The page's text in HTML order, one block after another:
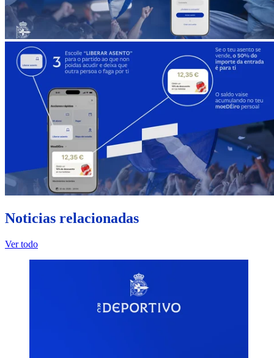
Noticias relacionadas
Ver todo